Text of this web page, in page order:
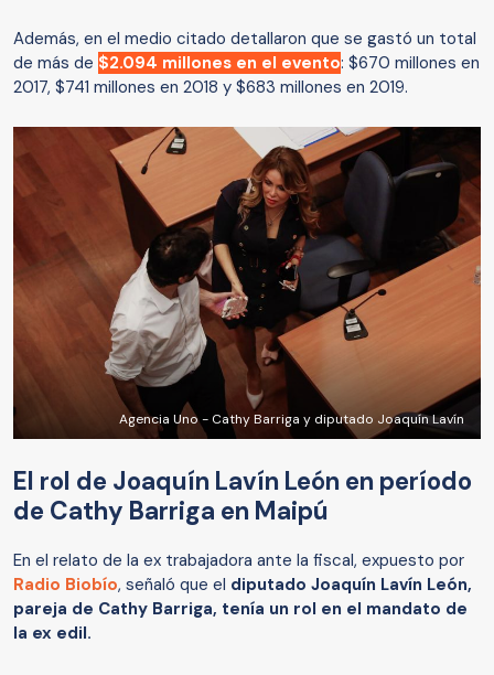
Además, en el medio citado detallaron que se gastó un total
de más de $2.094 millones en el evento: $670 millones en
2017, $741 millones en 2018 y $683 millones en 2019.
Agencia Uno - Cathy Barriga y diputado Joaquín Lavín
El rol de Joaquín Lavín León en período
de Cathy Barriga en Maipú
En el relato de la ex trabajadora ante la fiscal, expuesto por
Radio Biobío, señaló que el diputado Joaquín Lavín León,
pareja de Cathy Barriga, tenía un rol en el mandato de
la ex edil.